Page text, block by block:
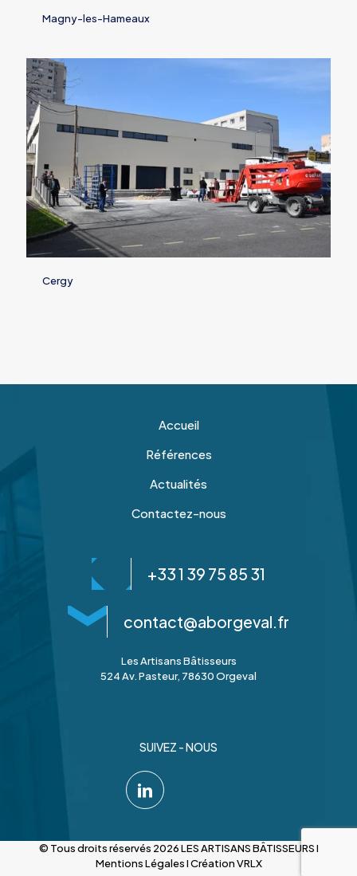
Magny-les-Hameaux
Cergy
Accueil
Références
Actualités
Contactez-nous
+33 1 39 75 85 31
contact@aborgeval.fr
Les Artisans Bâtisseurs
524 Av. Pasteur, 78630 Orgeval
SUIVEZ - NOUS
© Tous droits réservés 2026 LES ARTISANS BÂTISSEURS I
Mentions LégalesICréation VRLX